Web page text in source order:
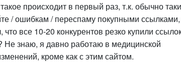
происходит в первый раз, т.к. обычно
/ ошибкам / переспаму покупными
все 10-20 конкурентов резко купили
Не знаю, я давно работаю в медицинской
кроме как с этим сайтом.